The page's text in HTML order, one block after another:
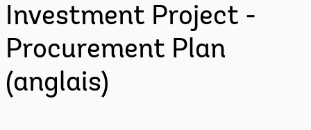
Investment Project -
Procurement Plan
(anglais)